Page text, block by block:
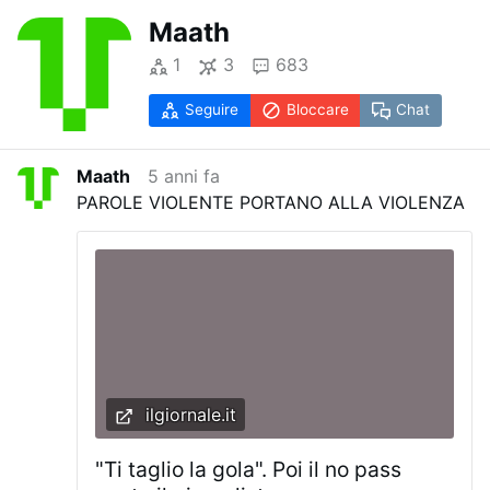
Maath
1 3 683
Seguire Bloccare Chat
Maath
5 anni fa
PAROLE VIOLENTE PORTANO ALLA VIOLENZA
ilgiornale.it
"Ti taglio la gola". Poi il no pass